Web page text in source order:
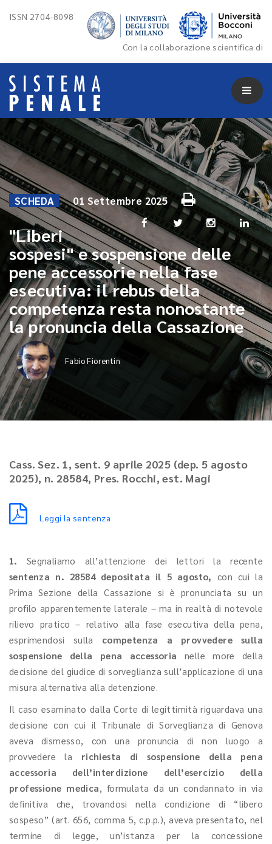
ISSN 2704-8098
Con la collaborazione scientifica di
SCHEDA 01 Settembre 2025
"Liberi
sospesi" e sospensione delle
pene accessorie nella fase
esecutiva: il rebus della
competenza resta nonostante
la pronuncia della Cassazione
Fabio Fiorentin
Cass. Sez. 1, sent. 9 aprile 2025 (dep. 5 agosto
2025), n. 28584, Pres. Rocchi, est. Magi
Leggi la sentenza
1. Segnaliamo all’attenzione dei lettori la recente
sentenza n. 28584 depositata il 5 agosto, con cui la
Prima Sezione della Cassazione si è pronunciata su un
profilo apparentemente laterale – ma in realtà di notevole
rilievo pratico – relativo alla fase esecutiva della pena,
esprimendosi sulla competenza a provvedere sulla
sospensione della pena accessoria nelle more della
decisione del giudice di sorveglianza sull’applicazione di una
misura alternativa alla detenzione.
Il caso esaminato dalla Corte di legittimità riguardava una
decisione con cui il Tribunale di Sorveglianza di Genova
aveva dismesso, con una pronuncia di non luogo a
provvedere la richiesta di sospensione della pena
accessoria
dell’interdizione dell’esercizio della
professione medica, formulata da un condannato in via
definitiva che, trovandosi nella condizione di “libero
sospeso” (art. 656, comma 5, c.p.p.), aveva presentato, nel
termine di legge, un’istanza per la concessione